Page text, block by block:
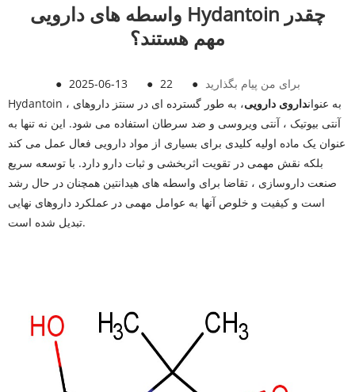
واسطه های دارویی Hydantoin چقدر
مهم هستند؟
● 2025-06-13 ● 22 ● برای من پیام بگذارید
Hydantoin ، به عنوانداروی دارویی، به طور گسترده ای در سنتز داروهای
آنتی بیوتیک ، آنتی ویروسی و ضد سرطان استفاده می شود. این نه تنها به
عنوان یک ماده اولیه کلیدی برای بسیاری از مواد دارویی فعال عمل می کند
بلکه نقش مهمی در تقویت اثربخشی و ثبات دارو دارد. با توسعه سریع
صنعت داروسازی ، تقاضا برای واسطه های هیدانتین همچنان در حال رشد
است و کیفیت و خلوص آنها به عوامل مهمی در عملکرد داروهای نهایی
تبدیل شده است.